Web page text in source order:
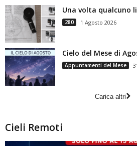
Una volta qualcuno
280 1 Agosto 2026
Cielo del Mese di
Appuntamenti del Mese
Carica altri
Cieli Remoti